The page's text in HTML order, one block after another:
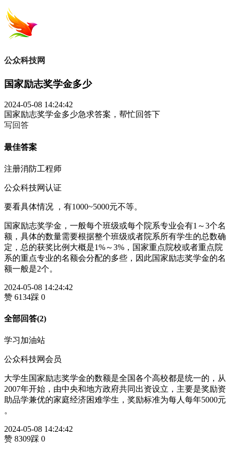
公众科技网
国家励志奖学金多少
2024-05-08 14:24:42
国家励志奖学金多少急求答案，帮忙回答下
写回答
最佳答案
注册消防工程师
公众科技网认证
要看具体情况 ，有1000~5000元不等。
国家励志奖学金，一般每个班级或每个院系专业会有1～3个名
额，具体的数量需要根据整个班级或者院系所有学生的总数确
定，总的获奖比例大概是1%～3%，国家重点院校或者重点院
系的重点专业的名额会分配的多些，因此国家励志奖学金的名
额一般是2个。
2024-05-08 14:24:42
赞 6134踩 0
全部回答(2)
学习加油站
公众科技网会员
大学生国家励志奖学金的数额是全国各个高校都是统一的，从
2007年开始，由中央和地方政府共同出资设立，主要是奖励资
助品学兼优的家庭经济困难学生，奖励标准为每人每年5000元
。
2024-05-08 14:24:42
赞 8309踩 0